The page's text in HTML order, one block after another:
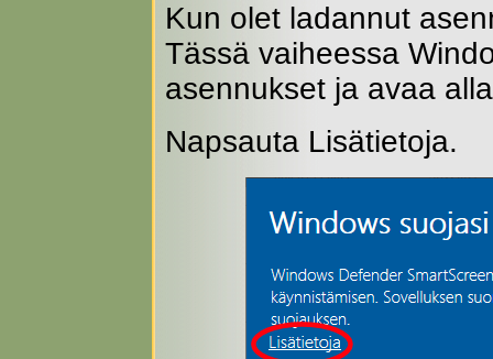
Kun olet ladannut
Tässä vaiheessa
asennukset ja avaa
Napsauta Lisätietoja.